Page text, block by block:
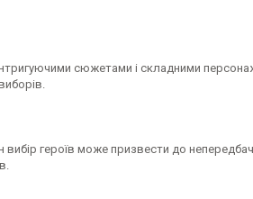
сюжетами і складними
героїв може призвести до